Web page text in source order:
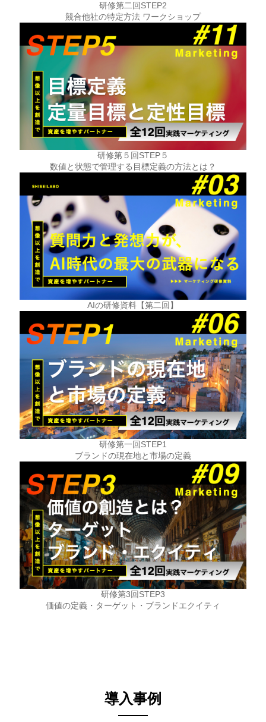
研修第二回STEP2
競合他社の特定方法 ワークショップ
研修第５回STEP５
数値と状態で管理する目標定義の方法とは？
AIの研修資料【第二回】
研修第一回STEP1
ブランドの現在地と市場の定義
研修第3回STEP3
価値の定義・ターゲット・ブランドエクイティ
導入事例